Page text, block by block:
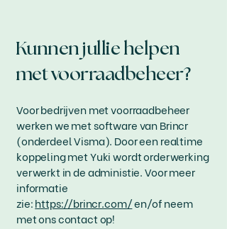
Kunnen jullie helpen
met voorraadbeheer?
Voor bedrijven met voorraadbeheer
werken we met software van Brincr
(onderdeel Visma). Door een realtime
koppeling met Yuki wordt orderwerking
verwerkt in de administie. Voor meer
informatie
zie:https://brincr.com/en/of neem
met ons contact op!